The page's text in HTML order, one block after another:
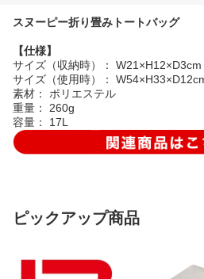
スヌーピー折り畳みトートバッグ
【仕様】
サイズ（収納時）： W21×H12×D3cm
サイズ（使用時）：
素材： ポリエステル
重量： 260g
容量： 17L
ピックアップ商品